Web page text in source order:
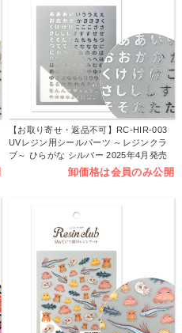
【お取り寄せ・返品不可】RC-HIR-003
UVレジン用シールパーツ ～レジンクラ
ブ～ ひらがな シルバー 2025年4月発売
卸価格は会員のみ公開